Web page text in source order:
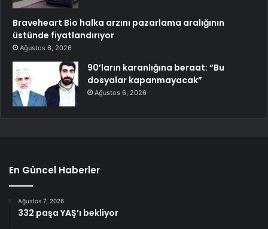
Braveheart Bio halka arzını pazarlama aralığının
üstünde fiyatlandırıyor
Ağustos 6, 2026
90’ların karanlığına beraat: “Bu
dosyalar kapanmayacak”
Ağustos 6, 2026
En Güncel Haberler
Ağustos 7, 2026
332 paşa YAŞ’ı bekliyor